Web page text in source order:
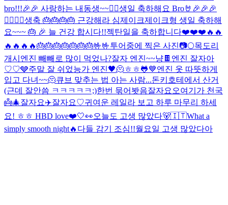
bro!!!🎉🎉 사랑하는 내동생~~❤️‍🔥생일 축하해요 Bro🤘🎉🎉🎉
❤️‍🔥❤️‍🔥생축 🎂🎂🎂🎂 근강해라 심제이크제이크형 생일 축하해
요~~~ 🎂 🎉 늘 건강 합시다!!젝탄일을 축하합니다❤️❤️❤️🔥🔥
🔥🔥🔥🔥🎂🎂🎂🎂🎂🎂🎂🤟🤟투어중에 찍은 사진📷🌕목도리
개시 엔진 빼빼로 많이 먹었나?잘자 엔진~~냥 🍫 엔진 잘자아
♡♡🩶주말 잘 쉬었능가 엔진🖤🫠ㅎㅎ🐸💙엔진 옷 따뜻하게
입고 다녀~~🫠큐브 맞추는 법 아는 사람...돈키호테에서 산거
(근데 잘안씀 ㅋㅋㅋㅋㅋ;)한번 묶어봣음잘자요오여기가 천국
👼🎄잘자요✈️잘자요♡귀여운 레일라 보고 하루 마무리 하세
요! ㅎㅎ HBD love❤️🤍👀오늘도 고생 많았다🐻🇮🇹What a
simply smooth night🔥 다들 감기 조심!!월요일 고생 많았다아